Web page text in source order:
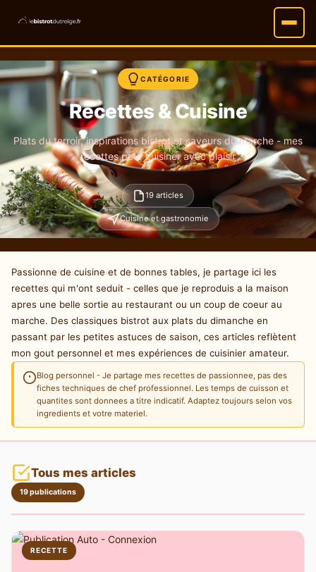
CATÉGORIE
Recettes & Cuisine
Plats du terroir, inspirations bistrot et saveurs du marche - mes
recettes pour cuisiner avec plaisir
19 articles
Cuisine et gastronomie
Passionne de cuisine et de bonnes tables, je partage ici les
recettes qui m'ont seduit - celles que je reproduis a la maison
apres une belle sortie au restaurant ou un coup de coeur au
marche. Des classiques bistrot aux plats du dimanche en
passant par les petites astuces de saison, ces articles reflètent
mon gout personnel et mes expériences de cuisinier amateur.
Blog personnel - Je partage mes recettes de passionnee, pas des
fiches techniques de chef professionnel. Les temps de cuisson et
quantites sont donnees a titre indicatif. Adaptez toujours selon vos
ingredients et votre materiel.
Tous mes articles
19 publications
RECETTE